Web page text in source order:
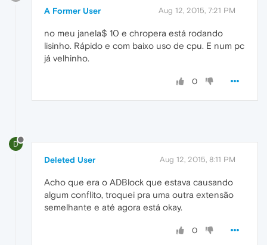
A Former User Aug 12, 2015, 7:21 PM
no meu janela$ 10 e chropera está rodando
lisinho. Rápido e com baixo uso de cpu. E num pc
já velhinho.
0
D
Deleted User Aug 12, 2015, 8:11 PM
Acho que era o ADBlock que estava causando
algum conflito, troquei pra uma outra extensão
semelhante e até agora está okay.
0